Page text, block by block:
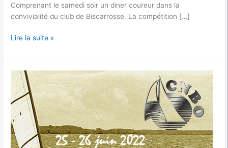
Comprenant le samedi soir un diner coureur dans la
convivialité du club de Biscarrosse. La compétition […]
Lire la suite »
Open
Aquitaine
2022
CNBO
–
Biscarrosse